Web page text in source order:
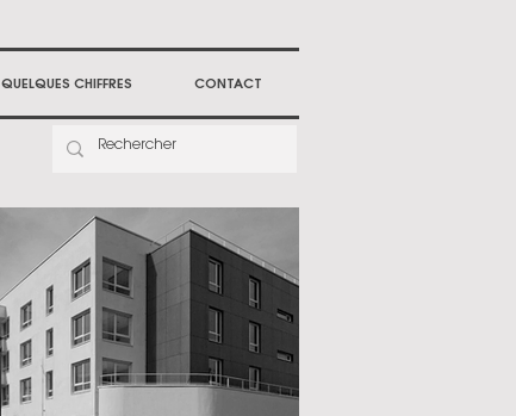
QUELQUES CHIFFRES CONTACT